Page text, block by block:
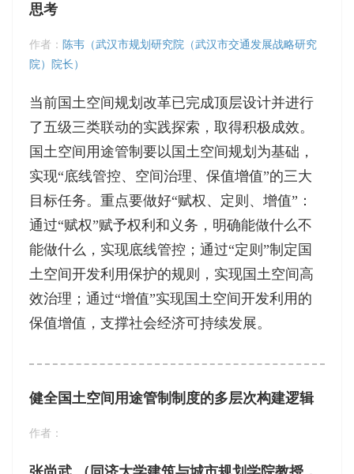
思考
作者： 陈韦（武汉市规划研究院（武汉市交通发展战略研究
院）院长）
当前国土空间规划改革已完成顶层设计并进行
了五级三类联动的实践探索，取得积极成效。
国土空间用途管制要以国土空间规划为基础，
实现“底线管控、空间治理、保值增值”的三大
目标任务。重点要做好“赋权、定则、增值”：
通过“赋权”赋予权利和义务，明确能做什么不
能做什么，实现底线管控；通过“定则”制定国
土空间开发利用保护的规则，实现国土空间高
效治理；通过“增值”实现国土空间开发利用的
保值增值，支撑社会经济可持续发展。
健全国土空间用途管制制度的多层次构建逻辑
作者：